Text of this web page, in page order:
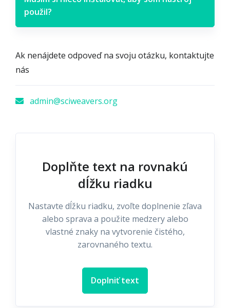
použil?
Ak nenájdete odpoveď na svoju otázku, kontaktujte
nás
admin@sciweavers.org
Doplňte text na rovnakú
dĺžku riadku
Nastavte dĺžku riadku, zvoľte doplnenie zľava
alebo sprava a použite medzery alebo
vlastné znaky na vytvorenie čistého,
zarovnaného textu.
Doplniť text